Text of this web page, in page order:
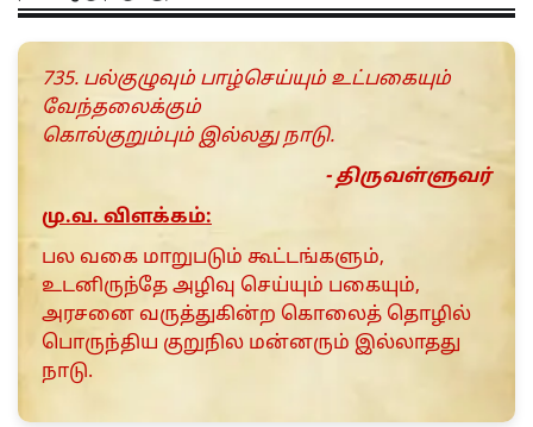
735. பல்குழுவும் பாழ்செய்யும் உட்பகையும்
வேந்தலைக்கும்
கொல்குறும்பும் இல்லது நாடு.
- திருவள்ளுவர்
மு.வ. விளக்கம்:
பல வகை மாறுபடும் கூட்டங்களும்,
உடனிருந்தே அழிவு செய்யும் பகையும்,
அரசனை வருத்துகின்ற கொலைத் தொழில்
பொருந்திய குறுநில மன்னரும் இல்லாதது
நாடு.